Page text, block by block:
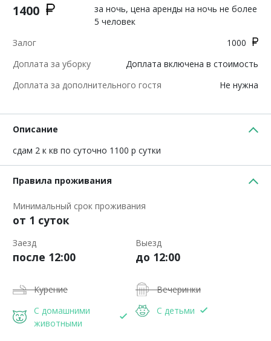
1400
за ночь, цена аренды на ночь не более
5 человек
Залог
1000
Доплата за уборку
Доплата включена в стоимость
Доплата за дополнительного гостя
Не нужна
Описание
сдам 2 к кв по суточно 1100 р сутки
Правила проживания
Минимальный срок проживания
от 1 суток
Заезд
после 12:00
Выезд
до 12:00
Курение
Вечеринки
С домашними
животными
С детьми